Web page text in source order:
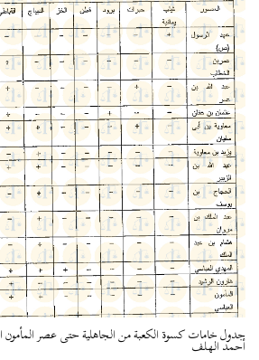
جدول خامات كسوة الكعبة من الجاهلية حتى عصر المأمون
أحمد الهلف